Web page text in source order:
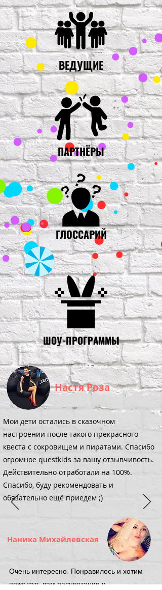
ВЕДУЩИЕ
ПАРТНЁРЫ
ГЛОССАРИЙ
ШОУ-ПРОГРАММЫ
Настя Роза
Мои дети остались в сказочном
настроении после такого прекрасного
квеста с сокровищем и пиратами. Спасибо
огромное questkids за вашу отзывчивость.
Действительно отработали на 100%.
Спасибо, буду рекомендовать и
обязательно ещё приедем ;)
Наника Михайлевская
Очень интересно. Понравилось и хотим
пожелать вам расцветания и